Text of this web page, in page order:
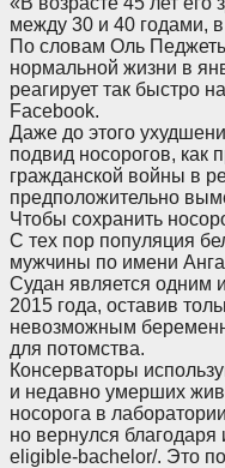
между 30 и 40 годами,
По словам Оль
нормальной жизни в
реагирует так быстро
Facebook.
Даже до этого
подвид носорогов, как
гражданской войны в
предположительно
Чтобы сохранить
С тех пор популяция
мужчины по имени
Судан является одним
2015 года, оставив
невозможным
для потомства.
Консерваторы
и недавно умерших
носорога в
но вернулся
eligible-bachelor/. Это